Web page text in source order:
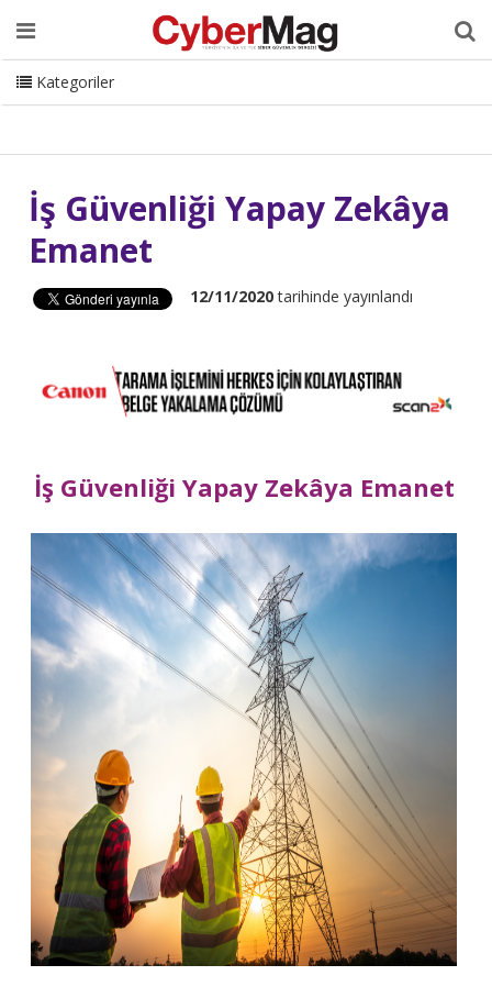
Ana Sayfa Hakkımızda Dergi Editörden
Danışmanlık
ISC Turkey Sizden Gelenler
İletişim
CyberMag Logo
Kategoriler
İş Güvenliği Yapay Zekâya
Emanet
12/11/2020tarihinde yayınlandı
İş Güvenliği Yapay Zekâya Emanet